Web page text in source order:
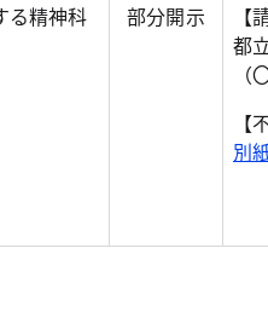
る精神科
部分開示
都
別